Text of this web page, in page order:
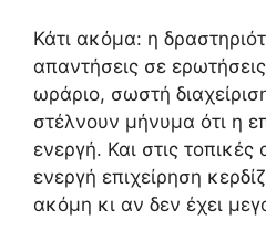
Κάτι ακόμα: η
απαντήσεις σε
ωράριο, σωστή
στέλνουν μήνυμα ότι η
ενεργή. Και στις τοπικές
ενεργή επιχείρηση
ακόμη κι αν δεν έχει